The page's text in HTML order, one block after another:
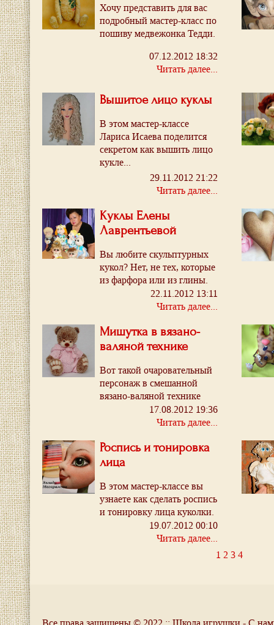
Хочу представить для вас
подробный мастер-класс по
пошиву медвежонка Тедди.
07.12.2012 18:32
Читать далее...
Вышитое лицо куклы
В этом мастер-классе
Лариса Исаева поделится
секретом как вышить лицо
кукле...
29.11.2012 21:22
Читать далее...
Куклы Елены
Лаврентьевой
Вы любите скульптурных
кукол? Нет, не тех, которые
из фарфора или из глины.
А совсем других –
текстильных скульптурных
22.11.2012 13:11
Читать далее...
Мишутка в вязано-
валяной технике
Вот такой очаровательный
персонаж в смешанной
вязано-валяной технике
может поселиться у вас
17.08.2012 19:36
Читать далее...
Роспись и тонировка
лица
В этом мастер-классе вы
узнаете как сделать роспись
и тонировку лица куколки.
19.07.2012 00:10
Читать далее...
1 2 3 4